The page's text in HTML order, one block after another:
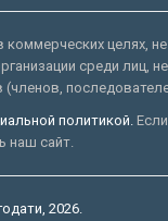
целях,
среди лиц,
политикой.Если
наш сайт.
2026.